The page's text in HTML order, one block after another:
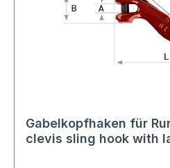
Gabelkopfhaken für
clevis sling hook with